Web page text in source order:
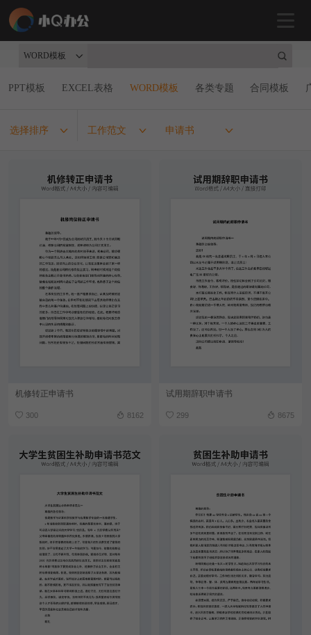
WORD模板
PPT模板 EXCEL表格 WORD模板 各类专题 合同模板
选择排序 工作范文 申请书
机修转正申请书
300 8162
试用期辞职申请书
299 8675